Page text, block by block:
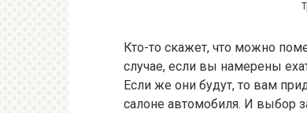
Кто-то скажет, что можно
случае, если вы намерены
Если же они будут, то вам
салоне автомобиля. И выбор